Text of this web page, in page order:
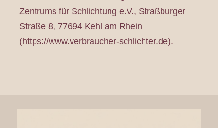
Zentrums für Schlichtung e.V., Straßburger
Straße 8, 77694 Kehl am Rhein
(https://www.verbraucher-schlichter.de).